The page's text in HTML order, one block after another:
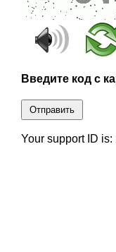
Введите код с
Отправить
Your support ID